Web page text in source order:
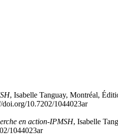
, Isabelle Tanguay, Montréal,
10.7202/1044023ar
en action-IPMSH, Isabelle
1044023ar